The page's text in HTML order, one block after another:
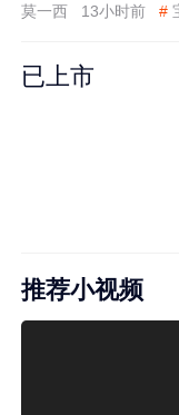
莫一西 13小时前 #
已上市
推荐小视频